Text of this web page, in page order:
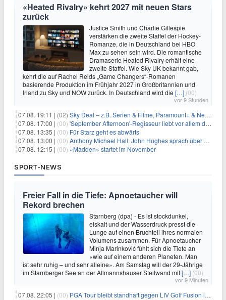
«Heated Rivalry» kehrt 2027 mit neuen Stars
zurück
Justice Smith und Charlie Gillespie
verstärken die zweite Staffel der Hockey-
Romanze, die in Deutschland bei HBO
Max zu sehen sein wird. Die romantische
Dramaserie Heated Rivalry erhält eine
zweite Staffel. Wie Sky UK bekannt gab,
kehrt die auf Rachel Reids „Game Changers“-Romanen
basierende Produktion im Frühjahr 2027 in Großbritannien und
Irland zu Sky und NOW zurück. In Deutschland wird die […] (00)
vor 9 Stunden
07.08. 19:11 | (02) Sky Deal – z.B. Serien & Filme, Paramount+ & Netflix für 19,99€/Monat
07.08. 17:00 | (00) 'September Afternoon'-Regisseur liebt vor allem die 'Banalität' in seinen Filmen
07.08. 13:35 | (00) Für Starz geht es abwärts
07.08. 13:00 | (00) Anthony Michael Hall: John Hughes sprach über eine Fortsetzung von 'The Breakfast Club'
07.08. 12:15 | (00) «Madden» startet im November
SPORT-NEWS
Freier Fall in die Tiefe: Apnoetaucher will
Rekord brechen
Starnberg (dpa) - Es ist stockdunkel,
eiskalt und der Wasserdruck presst die
Lunge auf einen Bruchteil ihres normalen
Volumens zusammen. Für Apnoetaucher
Minja Marinković fühlt sich die Tiefe an
«wie auf einem anderen Planeten. Man
ist sehr ruhig – und sehr alleine». Am Samstag will der 29-Jährige
im Starnberger See an der Allmannshauser Steilwand mit[…] (00)
vor 9 Minuten
07.08. 22:05 | (00) PGA Tour bleibt standhaft gegen LIV Golf Fusion in einem sich wandelnden Sportumfeld